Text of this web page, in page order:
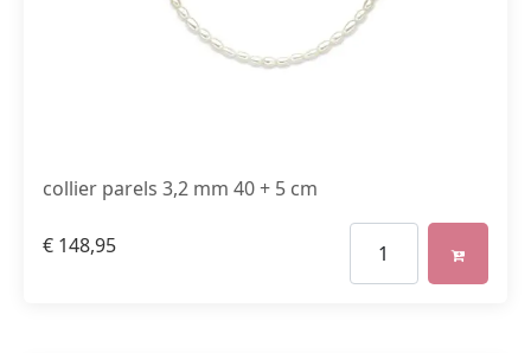
collier parels 3,2 mm 40 + 5 cm
€ 148,95